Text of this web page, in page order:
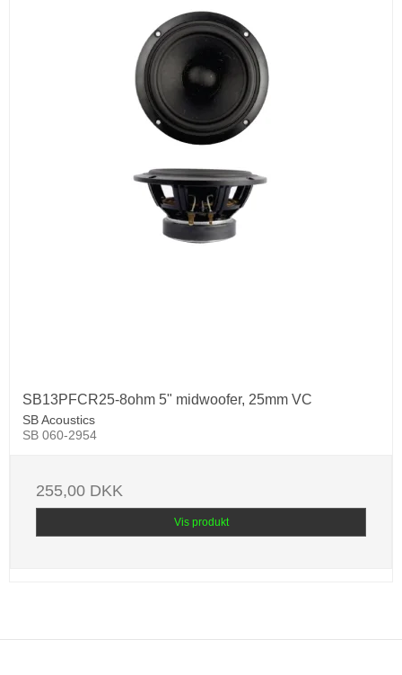
SB13PFCR25-8ohm 5" midwoofer, 25mm VC
SB Acoustics
SB 060-2954
255,00 DKK
Vis produkt